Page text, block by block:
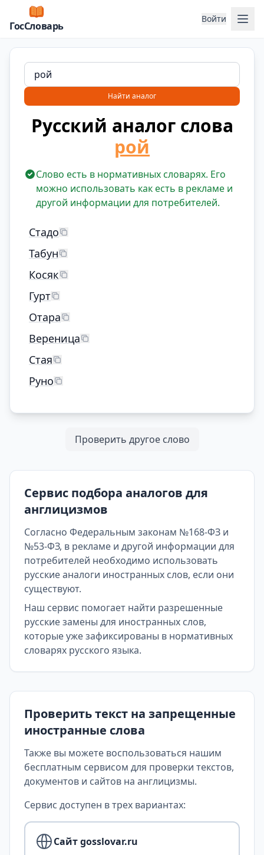
ГосСловарь
Войти
Найти аналог
Русский аналог слова
рой
Слово есть в нормативных словарях. Его
можно использовать как есть в рекламе и
другой информации для потребителей.
Стадо
Табун
Косяк
Гурт
Отара
Вереница
Стая
Руно
Проверить другое слово
Сервис подбора аналогов для
англицизмов
Согласно Федеральным законам №168-ФЗ и
№53-ФЗ, в рекламе и другой информации для
потребителей необходимо использовать
русские аналоги иностранных слов, если они
существуют.
Наш сервис помогает найти разрешенные
русские замены для иностранных слов,
которые уже зафиксированы в нормативных
словарях русского языка.
Проверить текст на запрещенные
иностранные слова
Также вы можете воспользоваться нашим
бесплатным сервисом для проверки текстов,
документов и сайтов на англицизмы.
Сервис доступен в трех вариантах:
Сайт gosslovar.ru